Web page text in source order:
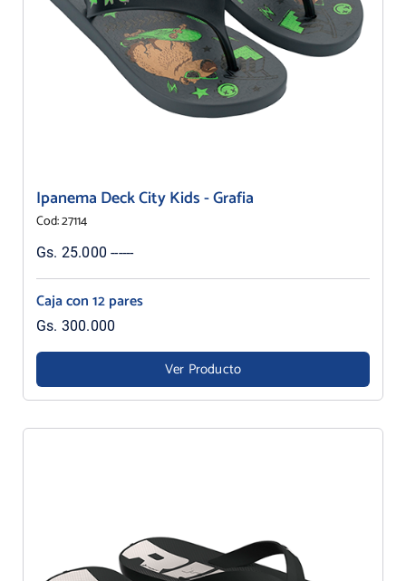
Ipanema Deck City Kids - Grafia
Cod: 27114
Gs. 25.000 ------
Caja con 12 pares
Gs. 300.000
Ver Producto